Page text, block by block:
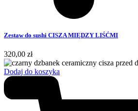
Zestaw do sushi CISZA MIĘDZY LIŚĆMI
320,00 zł
Dodaj do koszyka